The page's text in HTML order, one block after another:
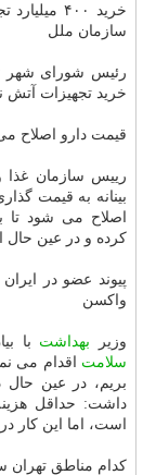
خرید ۴۰۰ میلیارد تجهیزات
سازمان ملل
خرید تجهیزات آتش
قیمت دارو اصلاح
رییس سازمان غذا
بینانه به قیمت
اصلاح می شود تا
كرده و در عین حال
پیوند عضو در
واكسن
وزیر بهداشت با
سلامت اقدام می
بریم، در عین حال
است، اما این كار
كدام مناطق تهران